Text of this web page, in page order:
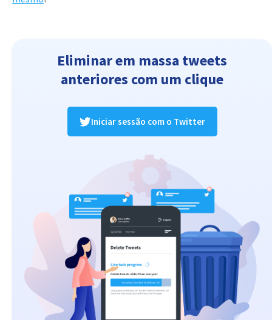
Eliminar em massa tweets
anteriores com um clique
Iniciar sessão com o Twitter